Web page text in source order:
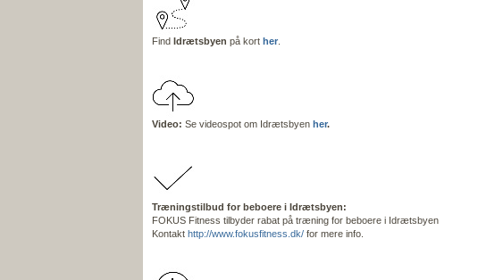
Find Idrætsbyen på kort her
Video: Se videospot om Idrætsbyen her.
Træningstilbud for beboere i Idrætsbyen:
FOKUS Fitness tilbyder rabat på træning for beboere i Idrætsbyen
Kontakt http://www.fokusfitness.dk/ for mere info.